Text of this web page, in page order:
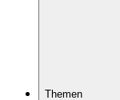
Themen